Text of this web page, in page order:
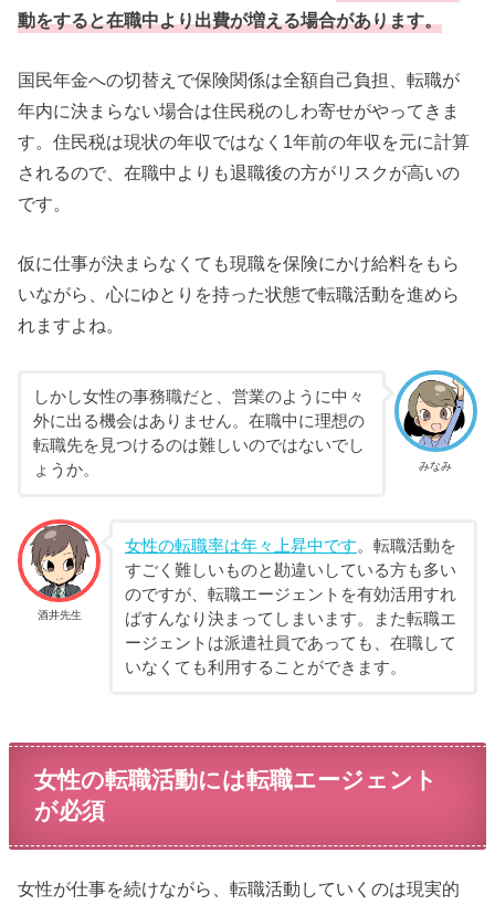
動をすると在職中より出費が増える場合があります。
国民年金への切替えで保険関係は全額自己負担、転職が
年内に決まらない場合は住民税のしわ寄せがやってきま
す。住民税は現状の年収ではなく1年前の年収を元に計算
されるので、在職中よりも退職後の方がリスクが高いの
です。
仮に仕事が決まらなくても現職を保険にかけ給料をもら
いながら、心にゆとりを持った状態で転職活動を進めら
れますよね。
みなみ
しかし女性の事務職だと、営業のように中々
外に出る機会はありません。在職中に理想の
転職先を見つけるのは難しいのではないでし
ょうか。
酒井先生
女性の転職率は年々上昇中です。転職活動を
すごく難しいものと勘違いしている方も多い
のですが、転職エージェントを有効活用すれ
ばすんなり決まってしまいます。また転職エ
ージェントは派遣社員であっても、在職して
いなくても利用することができます。
女性の転職活動には転職エージェント
が必須
女性が仕事を続けながら、転職活動していくのは現実的